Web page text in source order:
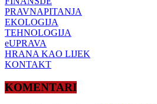
PRAVNAPITANJA
EKOLOGIJA
TEHNOLOGIJA
eUPRAVA
HRANA KAO LIJEK
KONTAKT
KOMENTARI